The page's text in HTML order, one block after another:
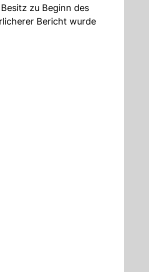
zu Beginn des
Bericht wurde